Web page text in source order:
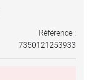
Référence :
7350121253933